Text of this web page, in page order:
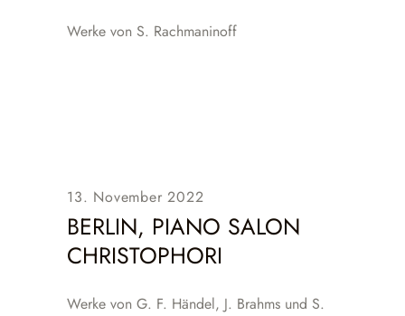
Werke von S. Rachmaninoff
13. November 2022
BERLIN, PIANO SALON
CHRISTOPHORI
Werke von G. F. Händel, J. Brahms und S.